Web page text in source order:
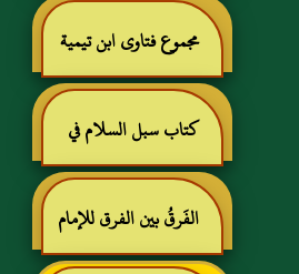
مجموع فتاوى ابن تيمية
كتاب سبل السلام في
شرح بلوغ المرام للإمام
الفَرقُ بين الفرق للإمام